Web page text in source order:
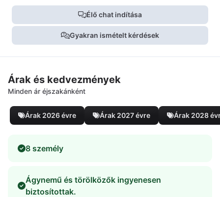
Élő chat indítása
Gyakran ismételt kérdések
Árak és kedvezmények
Minden ár éjszakánként
Árak 2026 évre Árak 2027 évre Árak 2028
8 személy
Ágynemű és törölközők ingyenesen
biztosítottak.